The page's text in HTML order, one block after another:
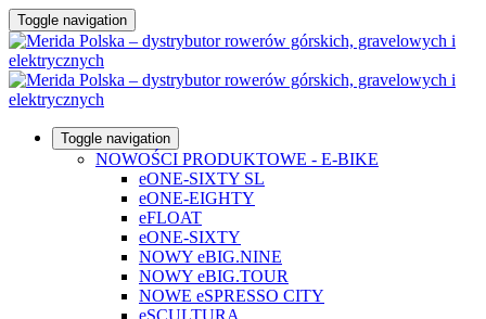
Toggle navigation
Toggle navigation
NOWOŚCI PRODUKTOWE - E-BIKE
eONE-SIXTY SL
eONE-EIGHTY
eFLOAT
eONE-SIXTY
NOWY eBIG.NINE
NOWY eBIG.TOUR
NOWE eSPRESSO CITY
eSCULTURA